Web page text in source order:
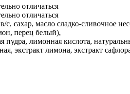
отличаться
отличаться
сахар, масло сладко-сливочное
перец белый),
пудра, лимонная кислота,
экстракт лимона, экстракт